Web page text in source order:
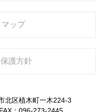
マップ
護方針
区植木町一木224-3
：096-273-2445